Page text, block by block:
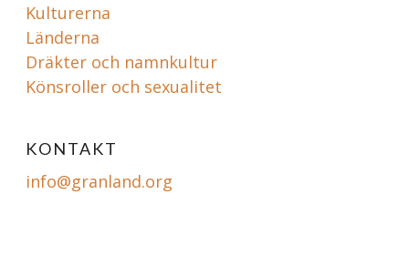
Kulturerna
Länderna
Dräkter och namnkultur
Könsroller och sexualitet
KONTAKT
info@granland.org